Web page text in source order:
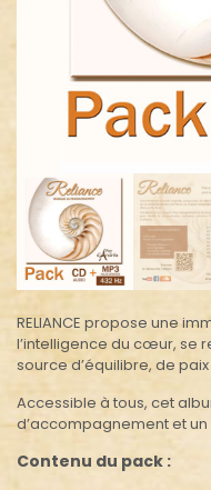
RELIANCE propose une
l’intelligence du cœur, se
source d’équilibre, de
Accessible à tous, cet
d’accompagnement et
Contenu du pack :